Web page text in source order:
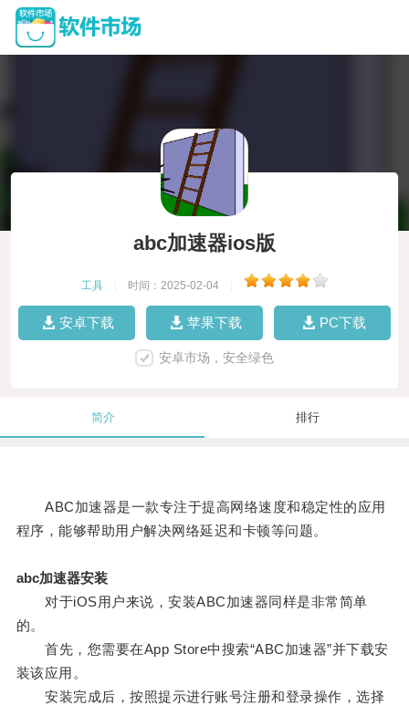
abc加速器ios版
工具 时间：2025-02-04
安卓下载 苹果下载 PC下载
安卓市场，安全绿色
简介 排行
ABC加速器是一款专注于提高网络速度和稳定性的应用
程序，能够帮助用户解决网络延迟和卡顿等问题。
abc加速器安装
对于iOS用户来说，安装ABC加速器同样是非常简单
的。
首先，您需要在App Store中搜索“ABC加速器”并下载安
装该应用。
安装完成后，按照提示进行账号注册和登录操作，选择